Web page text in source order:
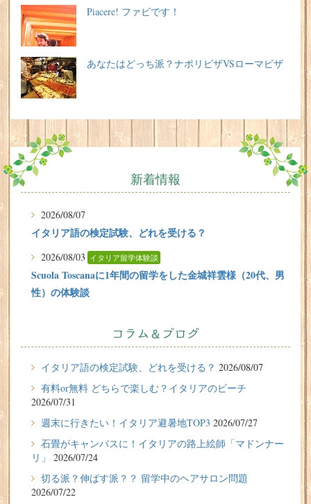
Piacere! ファビです！
あなたはどっち派？ナポリピザVSローマピザ
新着情報
2026/08/07
イタリア語の検定試験、どれを受ける？
2026/08/03 イタリア留学体験談
Scuola Toscanaに1年間の留学をした金城祥雲様（20代、男
性）の体験談
有料or無料 どちらで楽しむ？イタリアのビーチ
フィレンツェに1週間の語学留学をしたT.Sさん（10代、女
性）の体験談
2026/07/27
週末に行きたい！イタリア避暑地TOP3
2026/07/24
石畳がキャンバスに！イタリアの路上絵師「マドンナー
リ」
コラム＆ブログ
イタリア語の検定試験、どれを受ける？ 2026/08/07
有料or無料 どちらで楽しむ？イタリアのビーチ
2026/07/31
週末に行きたい！イタリア避暑地TOP3 2026/07/27
石畳がキャンバスに！イタリアの路上絵師「マドンナー
リ」
2026/07/24
切る派？伸ばす派？？ 留学中のヘアサロン問題
2026/07/22